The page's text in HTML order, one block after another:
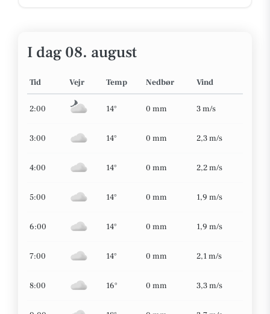
I dag 08. august
Tid Vejr Temp Nedbør Vind
2:00 14° 0 mm 3 m/s
3:00 14° 0 mm 2,3 m/s
4:00 14° 0 mm 2,2 m/s
5:00 14° 0 mm 1,9 m/s
6:00 14° 0 mm 1,9 m/s
7:00 14° 0 mm 2,1 m/s
8:00 16° 0 mm 3,3 m/s